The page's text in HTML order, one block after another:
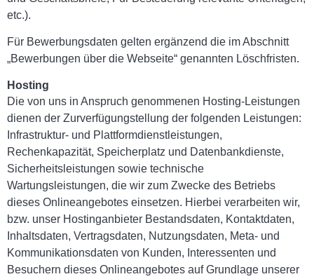
etc.).
Für Bewerbungsdaten gelten ergänzend die im Abschnitt
„Bewerbungen über die Webseite“ genannten Löschfristen.
Hosting
Die von uns in Anspruch genommenen Hosting-Leistungen
dienen der Zurverfügungstellung der folgenden Leistungen:
Infrastruktur- und Plattformdienstleistungen,
Rechenkapazität, Speicherplatz und Datenbankdienste,
Sicherheitsleistungen sowie technische
Wartungsleistungen, die wir zum Zwecke des Betriebs
dieses Onlineangebotes einsetzen. Hierbei verarbeiten wir,
bzw. unser Hostinganbieter Bestandsdaten, Kontaktdaten,
Inhaltsdaten, Vertragsdaten, Nutzungsdaten, Meta- und
Kommunikationsdaten von Kunden, Interessenten und
Besuchern dieses Onlineangebotes auf Grundlage unserer